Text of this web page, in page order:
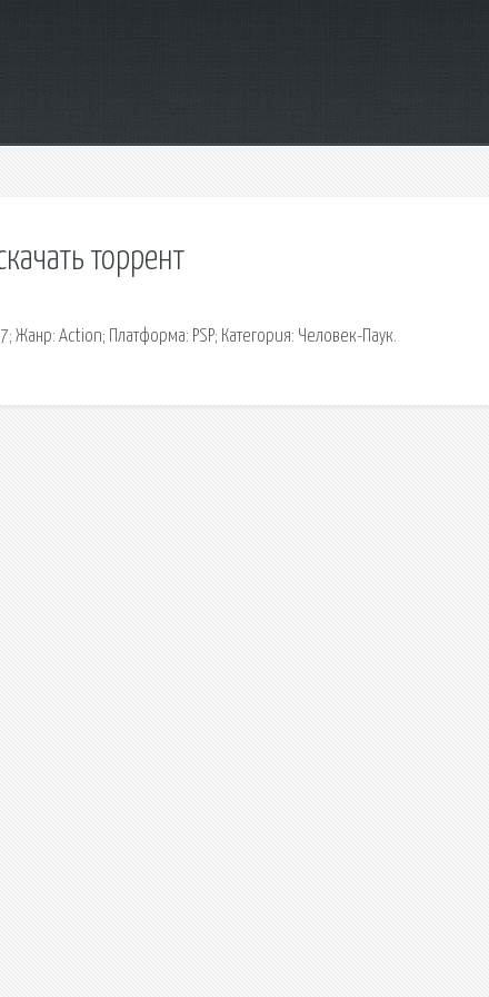
торрент
Жанр: Action; Платформа: PSP; Категория: Человек-Паук.